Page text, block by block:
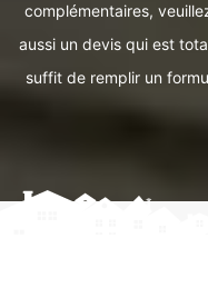
complémentaires,
aussi un devis qui est
suffit de remplir un